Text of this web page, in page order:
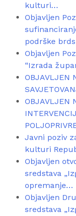
kulturi…
Objavljen
podrške
Objavljen
“Izrada
OBJAVLJEN
OBJAVLJEN
Javni poziv
kulturi
Objavljen
sredstava
opremanje…
Objavljen
sredstava